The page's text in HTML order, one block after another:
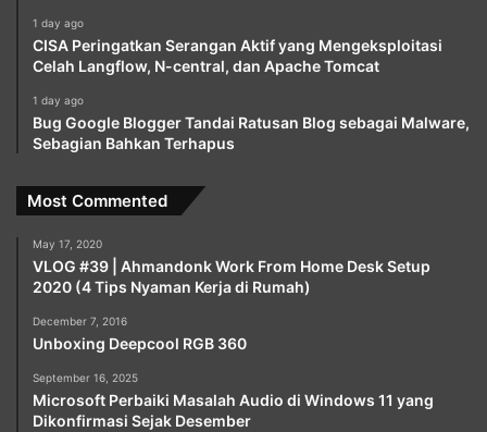
1 day ago
CISA Peringatkan Serangan Aktif yang Mengeksploitasi
Celah Langflow, N-central, dan Apache Tomcat
1 day ago
Bug Google Blogger Tandai Ratusan Blog sebagai Malware,
Sebagian Bahkan Terhapus
Most Commented
May 17, 2020
VLOG #39 | Ahmandonk Work From Home Desk Setup
2020 (4 Tips Nyaman Kerja di Rumah)
December 7, 2016
Unboxing Deepcool RGB 360
September 16, 2025
Microsoft Perbaiki Masalah Audio di Windows 11 yang
Dikonfirmasi Sejak Desember